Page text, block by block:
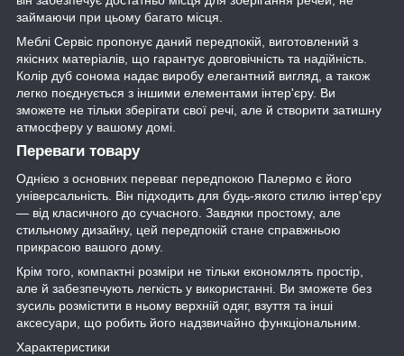
займаючи при цьому багато місця.
Меблі Сервіс пропонує даний передпокій, виготовлений з
якісних матеріалів, що гарантує довговічність та надійність.
Колір дуб сонома надає виробу елегантний вигляд, а також
легко поєднується з іншими елементами інтер'єру. Ви
зможете не тільки зберігати свої речі, але й створити затишну
атмосферу у вашому домі.
Переваги товару
Однією з основних переваг передпокою Палермо є його
універсальність. Він підходить для будь-якого стилю інтер'єру
— від класичного до сучасного. Завдяки простому, але
стильному дизайну, цей передпокій стане справжньою
прикрасою вашого дому.
Крім того, компактні розміри не тільки економлять простір,
але й забезпечують легкість у використанні. Ви зможете без
зусиль розмістити в ньому верхній одяг, взуття та інші
аксесуари, що робить його надзвичайно функціональним.
Характеристики